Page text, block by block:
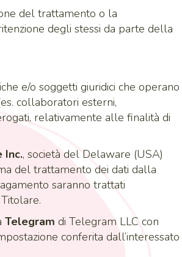
del trattamento o la
degli stessi da parte della
e/o soggetti giuridici che operano
collaboratori esterni,
relativamente alle finalità di
Inc., società del Delaware (USA)
del trattamento dei dati dalla
saranno trattati
Telegram di Telegram LLC con
conferita dall’interessato